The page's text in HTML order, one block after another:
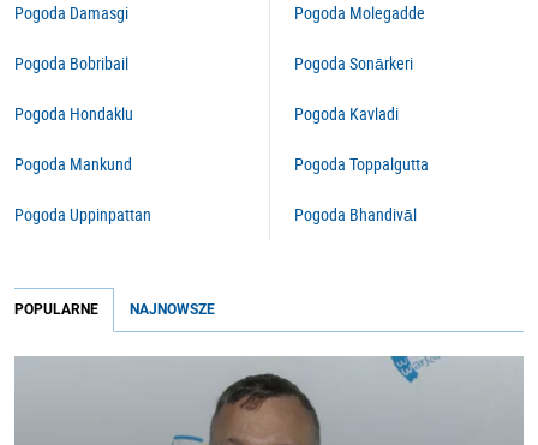
Pogoda Damasgi
Pogoda Bobribail
Pogoda Hondaklu
Pogoda Mankund
Pogoda Uppinpattan
Pogoda Molegadde
Pogoda Sonārkeri
Pogoda Kavladi
Pogoda Toppalgutta
Pogoda Bhandivāl
POPULARNE NAJNOWSZE